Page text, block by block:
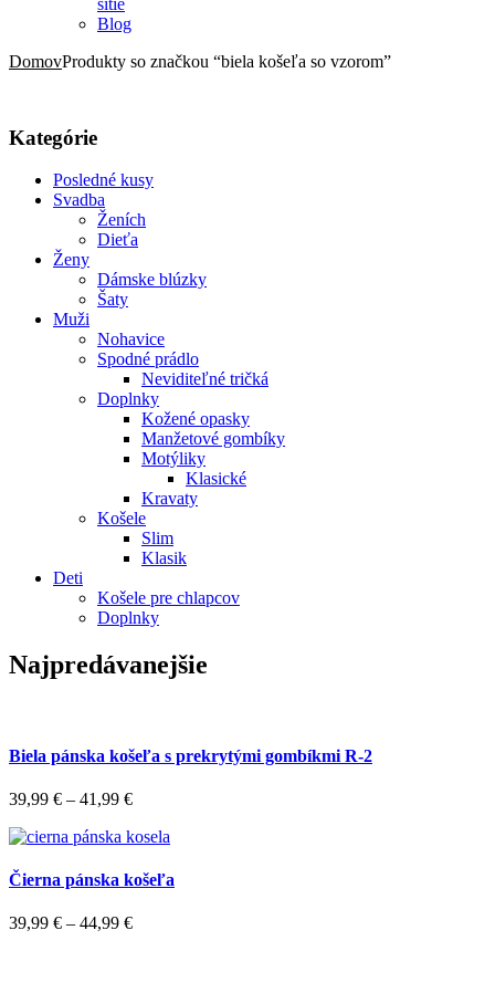
šitie
Blog
DomovProdukty so značkou “biela košeľa so vzorom”
Kategórie
Posledné kusy
Svadba
Ženích
Dieťa
Ženy
Dámske blúzky
Šaty
Muži
Nohavice
Spodné prádlo
Neviditeľné tričká
Doplnky
Kožené opasky
Manžetové gombíky
Motýliky
Klasické
Kravaty
Košele
Slim
Klasik
Deti
Košele pre chlapcov
Doplnky
Najpredávanejšie
Biela pánska košeľa s prekrytými gombíkmi R-2
39,99 € – 41,99 €
Čierna pánska košeľa
39,99 € – 44,99 €